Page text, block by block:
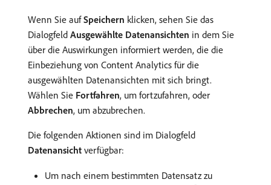
Wenn Sie aufSpeichern klicken, sehen Sie das
Dialogfeld Ausgewählte Datenansichten in dem Sie
über die Auswirkungen informiert werden, die die
Einbeziehung von Content Analytics für die
ausgewählten Datenansichten mit sich bringt.
Wählen Sie Fortfahren, um fortzufahren, oder
Abbrechen, um abzubrechen.
Die folgenden Aktionen sind im Dialogfeld
Datenansicht verfügbar:
Um nach einem bestimmten Datensatz zu